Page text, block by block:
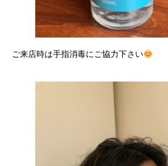
ご来店時は手指消毒にご協力下さい